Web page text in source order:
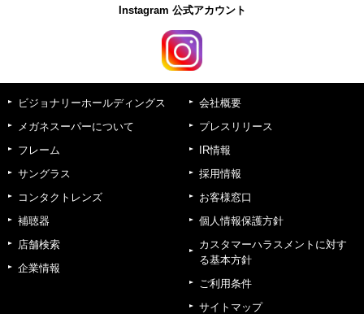
Instagram 公式アカウント
ビジョナリーホールディングス
メガネスーパーについて
フレーム
サングラス
コンタクトレンズ
補聴器
店舗検索
企業情報
会社概要
プレスリリース
IR情報
採用情報
お客様窓口
個人情報保護方針
カスタマーハラスメントに対す
る基本方針
ご利用条件
サイトマップ